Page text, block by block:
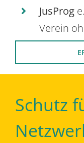
JusProg
Verein
Schutz